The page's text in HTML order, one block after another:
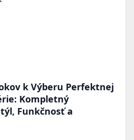
k Výberu Perfektnej
Kompletný
Funkčnosť a